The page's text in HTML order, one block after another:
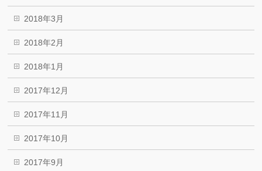
2018年3月
2018年2月
2018年1月
2017年12月
2017年11月
2017年10月
2017年9月